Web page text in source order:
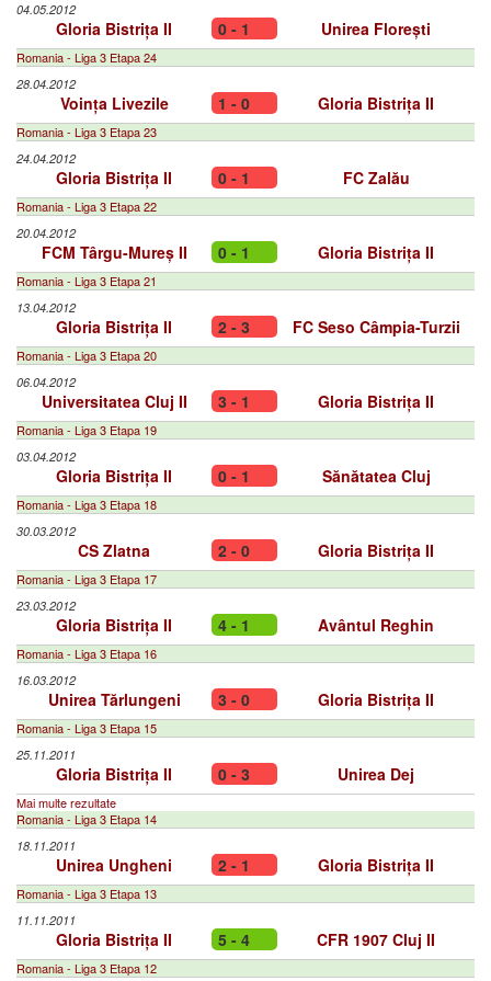
04.05.2012
Gloria Bistrița II 0 - 1 Unirea Florești
Romania - Liga 3 Etapa 24
28.04.2012
Voința Livezile 1 - 0 Gloria Bistrița II
Romania - Liga 3 Etapa 23
24.04.2012
Gloria Bistrița II 0 - 1 FC Zalău
Romania - Liga 3 Etapa 22
20.04.2012
FCM Târgu-Mureș II 0 - 1 Gloria Bistrița II
Romania - Liga 3 Etapa 21
13.04.2012
Gloria Bistrița II 2 - 3 FC Seso Câmpia-Turzii
Romania - Liga 3 Etapa 20
06.04.2012
Universitatea Cluj II 3 - 1 Gloria Bistrița II
Romania - Liga 3 Etapa 19
03.04.2012
Gloria Bistrița II 0 - 1 Sănătatea Cluj
Romania - Liga 3 Etapa 18
30.03.2012
CS Zlatna 2 - 0 Gloria Bistrița II
Romania - Liga 3 Etapa 17
23.03.2012
Gloria Bistrița II 4 - 1 Avântul Reghin
Romania - Liga 3 Etapa 16
16.03.2012
Unirea Tărlungeni 3 - 0 Gloria Bistrița II
Romania - Liga 3 Etapa 15
25.11.2011
Gloria Bistrița II 0 - 3 Unirea Dej
Mai multe rezultate
Romania - Liga 3 Etapa 14
18.11.2011
Unirea Ungheni 2 - 1 Gloria Bistrița II
Romania - Liga 3 Etapa 13
11.11.2011
Gloria Bistrița II 5 - 4 CFR 1907 Cluj II
Romania - Liga 3 Etapa 12